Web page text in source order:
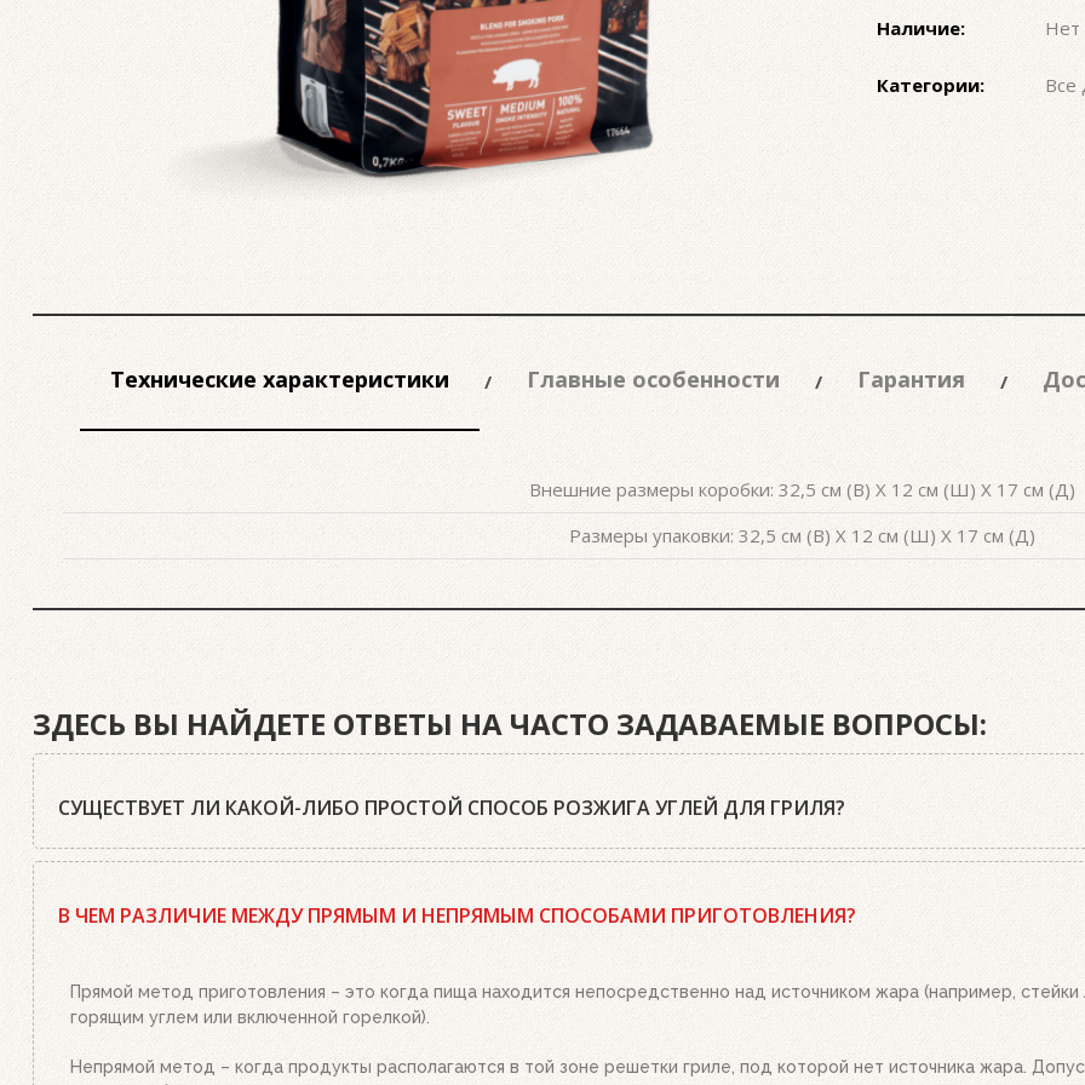
Наличие: Нет
Категории: Все
Технические характеристики Главные особенности Гарантия
Внешние размеры коробки: 32,5 см (В) X 12 см (Ш) X 17 см (Д)
Размеры упаковки: 32,5 см (В) X 12 см (Ш) X 17 см (Д)
ЗДЕСЬ ВЫ НАЙДЕТЕ ОТВЕТЫ НА ЧАСТО ЗАДАВАЕМЫЕ ВОПРОСЫ:
СУЩЕСТВУЕТ ЛИ КАКОЙ-ЛИБО ПРОСТОЙ СПОСОБ РОЗЖИГА УГЛЕЙ ДЛЯ ГРИЛЯ?
стартер необходимым количеством угля или брикетов, положите два-три кубика для розжига на решетку для угля и
В ЧЕМ РАЗЛИЧИЕ МЕЖДУ ПРЯМЫМ И НЕПРЯМЫМ СПОСОБАМИ ПРИГОТОВЛЕНИЯ?
Прямой метод приготовления – это когда пища находится непосредственно над источником жара (например,
горящим углем или включенной горелкой).
Непрямой метод – когда продукты располагаются в той зоне решетки гриле, под которой нет источника жара.